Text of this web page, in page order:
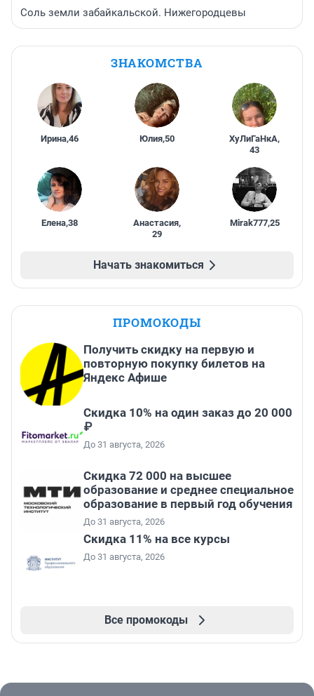
Соль земли забайкальской. Нижегородцевы
ЗНАКОМСТВА
Ирина,46 Юлия,50 ХуЛиГаНкА,
43
Елена,38 Анастасия,
29
Mirak777,25
Начать знакомиться
ПРОМОКОДЫ
Получить скидку на первую и
повторную покупку билетов на
Яндекс Афише
Скидка 10% на один заказ до 20 000
₽
До 31 августа, 2026
Скидка 72 000 на высшее
образование и среднее специальное
образование в первый год обучения
До 31 августа, 2026
Скидка 11% на все курсы
До 31 августа, 2026
Все промокоды